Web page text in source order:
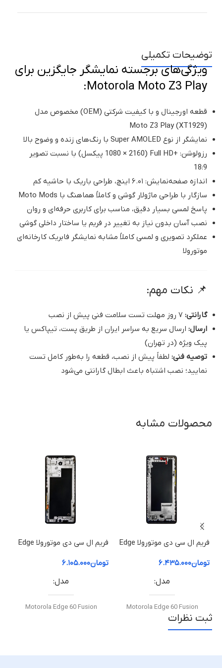
توضیحات تکمیلی
ویژگی‌های برجسته نمایشگر جایگزین برای
Motorola Moto Z3 Play:
قطعه اورجینال و با کیفیت شرکتی (OEM) مخصوص مدل
Moto Z3 Play (XT1929)
نمایشگر از نوع Super AMOLED با رنگ‌های زنده و وضوح بالا
رزولوشن: +Full HD (1080 × 2160 پیکسل) با نسبت تصویر
18:9
اندازه صفحه‌نمایش: ۶.۰۱ اینچ، طراحی باریک با حاشیه کم
سازگار با طراحی ماژولار گوشی و کاملاً هماهنگ با Moto Mods
پاسخ لمسی بسیار دقیق، مناسب برای کاربری حرفه‌ای و روان
نصب آسان بدون نیاز به تغییر در فریم یا ساختار داخلی گوشی
عملکرد تصویری و لمسی کاملاً مشابه نمایشگر فابریک کارخانه‌ای
موتورولا
📌 نکات مهم:
گارانتی:
ارسال: ارسال سریع به سراسر ایران از طریق پست، تیپاکس یا
پیک ویژه (در تهران)
توصیه فنی: لطفاً پیش از نصب، قطعه را به‌طور کامل تست
نمایید؛ نصب اشتباه باعث ابطال گارانتی می‌شود
محصولات مشابه
فریم ال سی دی موتورولا Edge
تومان۶.۴۳۵.۰۰۰
مدل
Motorola Edge 60 Fusion
فریم ال سی دی موتورولا Edge
تومان۶.۱۰۵.۰۰۰
مدل
Motorola Edge 60 Fusion
ثبت نظرات